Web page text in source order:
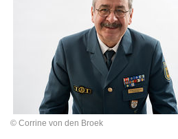
© Corrine von den Broek